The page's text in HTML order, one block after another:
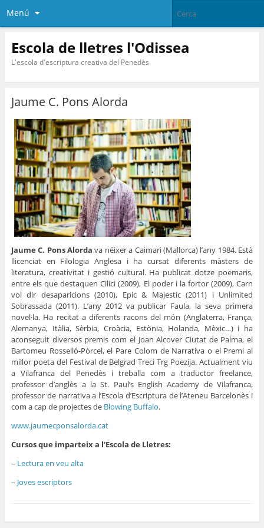
Menú
Escola de lletres l'Odissea
L'escola d'escriptura creativa del Penedès
Jaume C. Pons Alorda
Jaume C. Pons Alorda va néixer a Caimari (Mallorca) l’any 1984. Està
llicenciat en Filologia Anglesa i ha cursat diferents màsters de
literatura, creativitat i gestió cultural. Ha publicat dotze poemaris,
entre els que destaquen Cilici (2009), El poder i la fortor (2009), Carn
vol dir desaparicions (2010), Epic & Majestic (2011) i Unlimited
Sobrassada (2011). L’any 2012 va publicar Faula, la seva primera
novel·la. Ha recitat a diferents racons del món (Anglaterra, França,
Alemanya, Itàlia, Sèrbia, Croàcia, Estònia, Holanda, Mèxic…) i ha
aconseguit diversos premis com el Joan Alcover Ciutat de Palma, el
Bartomeu Rosselló-Pòrcel, el Pare Colom de Narrativa o el Premi al
millor poeta del Festival de Belgrad Treci Trg Poezija. Actualment viu
a Vilafranca del Penedès i treballa com a traductor freelance,
professor d’anglès a la St. Paul’s English Academy de Vilafranca,
professor de narrativa a l’Escola d’Escriptura de l’Ateneu Barcelonès i
com a cap de projectes de Blowing Buffalo.
www.jaumecponsalorda.cat
Cursos que imparteix a l’Escola de Lletres:
– Lectura en veu alta
– Joves escriptors